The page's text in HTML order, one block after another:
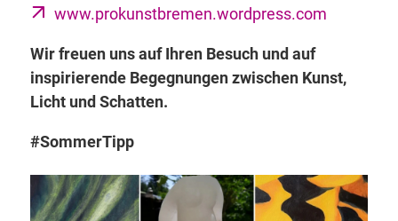
www.prokunstbremen.wordpress.com
Wir freuen uns auf Ihren Besuch und auf
inspirierende Begegnungen zwischen Kunst,
Licht und Schatten.
#SommerTipp